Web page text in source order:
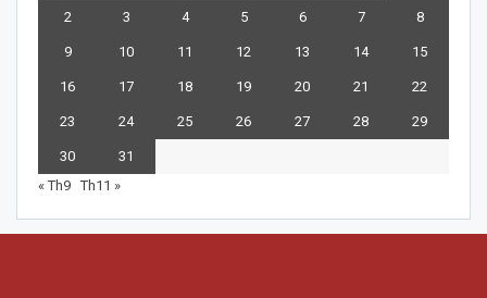
2 3 4 5 6 7 8
9 10 11 12 13 14 15
16 17 18 19 20 21 22
23 24 25 26 27 28 29
30
31
« Th9 Th11 »